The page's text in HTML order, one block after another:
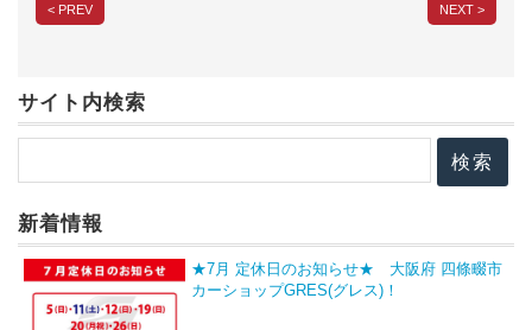
< PREV NEXT >
サイト内検索
新着情報
★7月 定休日のお知らせ★ 大阪府 四條畷市
カーショップGRES(グレス)！